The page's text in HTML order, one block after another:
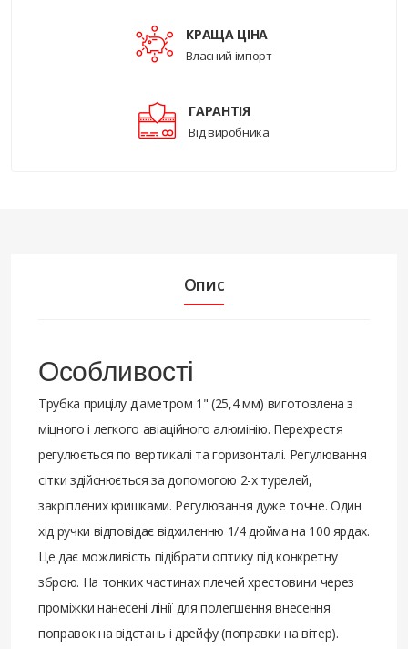
КРАЩА ЦІНА
Власний імпорт
ГАРАНТІЯ
Від виробника
Опис
Особливості
Трубка прицілу діаметром 1" (25,4 мм) виготовлена з
міцного і легкого авіаційного алюмінію. Перехрестя
регулюється по вертикалі та горизонталі. Регулювання
сітки здійснюється за допомогою 2-х турелей,
закріплених кришками. Регулювання дуже точне. Один
хід ручки відповідає відхиленню 1/4 дюйма на 100 ярдах.
Це дає можливість підібрати оптику під конкретну
зброю. На тонких частинах плечей хрестовини через
проміжки нанесені лінії для полегшення внесення
поправок на відстань і дрейфу (поправки на вітер).